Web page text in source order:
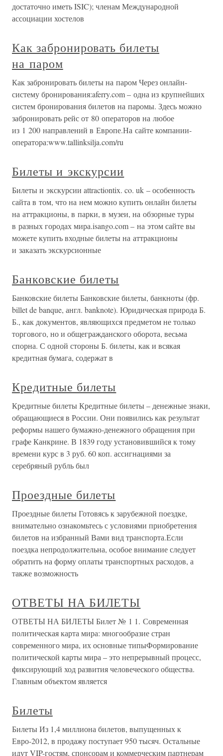
достаточно иметь ISIC); членам Международной
ассоциации хостелов
Как забронировать билеты
на паром
Как забронировать билеты на паром Через онлайн-
систему бронирования:aferry.com – одна из крупнейших
систем бронирования билетов на паромы. Здесь можно
забронировать рейс от 80 операторов на любое
из 1 200 направлений в Европе.На сайте компании-
оператора:www.tallinksilja.com/ru
Билеты и экскурсии
Билеты и экскурсии attractiontix. co. uk – особенность
сайта в том, что на нем можно купить онлайн билеты
на аттракционы, в парки, в музеи, на обзорные туры
в разных городах мира.isango.com – на этом сайте вы
можете купить входные билеты на аттракционы
и заказать экскурсионные
Банковские билеты
Банковские билеты Банковские билеты, банкноты (фр.
billet de banque, англ. banknote). Юридическая природа Б.
Б., как документов, являющихся предметом не только
торгового, но и общегражданского оборота, весьма
спорна. С одной стороны Б. билеты, как и всякая
кредитная бумага, содержат в
Кредитные билеты
Кредитные билеты Кредитные билеты – денежные знаки,
обращающиеся в России. Они появились как результат
реформы нашего бумажно-денежного обращения при
графе Канкрине. В 1839 году установившийся к тому
времени курс в 3 руб. 60 коп. ассигнациями за
серебряный рубль был
Проездные билеты
Проездные билеты Готовясь к зарубежной поездке,
внимательно ознакомьтесь с условиями приобретения
билетов на избранный Вами вид транспорта.Если
поездка непродолжительна, особое внимание следует
обратить на форму оплаты транспортных расходов, а
также возможность
ОТВЕТЫ НА БИЛЕТЫ
ОТВЕТЫ НА БИЛЕТЫ Билет № 1 1. Современная
политическая карта мира: многообразие стран
современного мира, их основные типыФормирование
политической карты мира – это непрерывный процесс,
фиксирующий ход развития человеческого общества.
Главным объектом является
Билеты
Билеты Из 1,4 миллиона билетов, выпущенных к
Евро-2012, в продажу поступает 950 тысяч. Остальные
идут VIP-гостям, спонсорам и коммерческим партнерам